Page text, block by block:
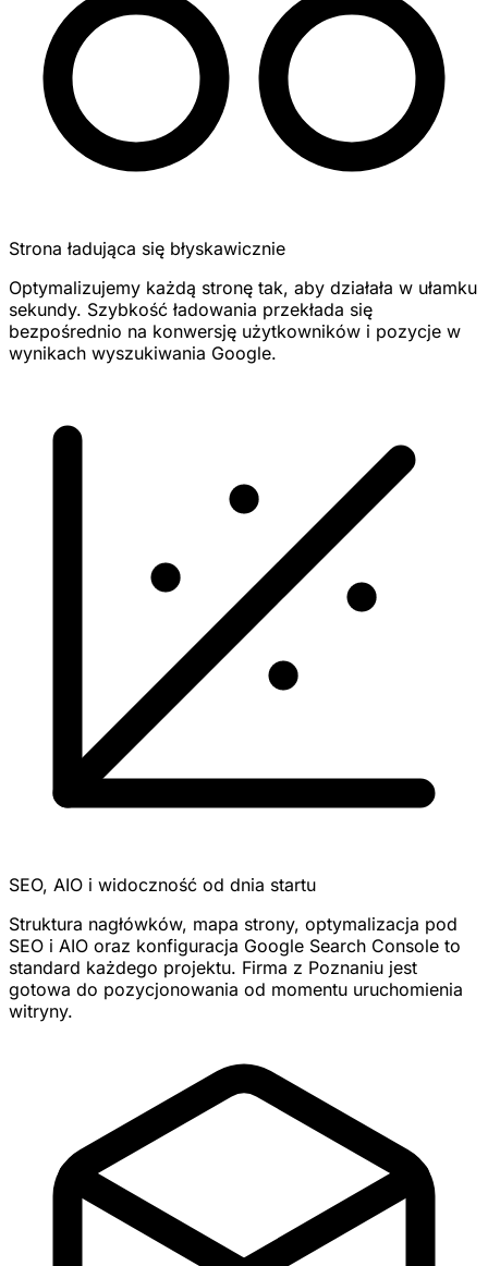
Strona ładująca się błyskawicznie
Optymalizujemy każdą stronę tak, aby działała w ułamku
sekundy. Szybkość ładowania przekłada się
bezpośrednio na konwersję użytkowników i pozycje w
wynikach wyszukiwania Google.
SEO, AIO i widoczność od dnia startu
Struktura nagłówków, mapa strony, optymalizacja pod
SEO i AIO oraz konfiguracja Google Search Console to
standard każdego projektu. Firma z Poznaniu jest
gotowa do pozycjonowania od momentu uruchomienia
witryny.